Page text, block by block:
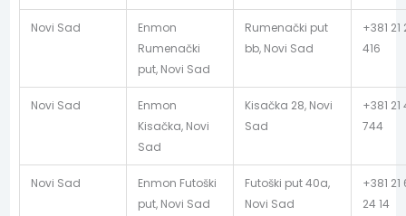
Novi Sad
Enmon
Rumenački
put, Novi Sad
Rumenački put
bb, Novi Sad
+381 21
416
Novi Sad
Enmon
Kisačka, Novi
Sad
Kisačka 28, Novi
Sad
+381 21
744
Novi Sad
Enmon Futoški
put, Novi Sad
Futoški put 40a,
Novi Sad
+381 21
24 14